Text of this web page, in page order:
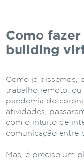
Como
building
Como já dissemos,
trabalho remoto,
pandemia do
atividades,
com o intuito de
comunicação entre
Mas, é preciso um